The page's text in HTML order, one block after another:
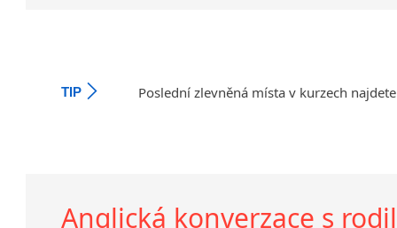
TIP Poslední zlevněná místa v kurzech
Anglická konverzace s